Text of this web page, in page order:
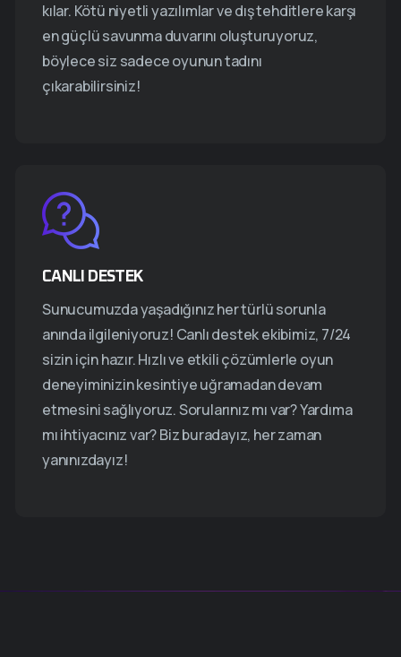
kılar. Kötü niyetli yazılımlar ve dış tehditlere karşı
en güçlü savunma duvarını oluşturuyoruz,
böylece siz sadece oyunun tadını
çıkarabilirsiniz!
CANLI DESTEK
Sunucumuzda yaşadığınız her türlü sorunla
anında ilgileniyoruz! Canlı destek ekibimiz, 7/24
sizin için hazır. Hızlı ve etkili çözümlerle oyun
deneyiminizin kesintiye uğramadan devam
etmesini sağlıyoruz. Sorularınız mı var? Yardıma
mı ihtiyacınız var? Biz buradayız, her zaman
yanınızdayız!